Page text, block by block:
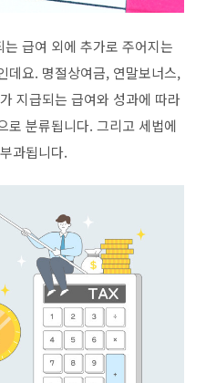
급여 외에 추가로 주어지는
데요. 명절상여금, 연말보너스,
지급되는 급여와 성과에 따라
로 분류됩니다. 그리고 세법에
과됩니다.